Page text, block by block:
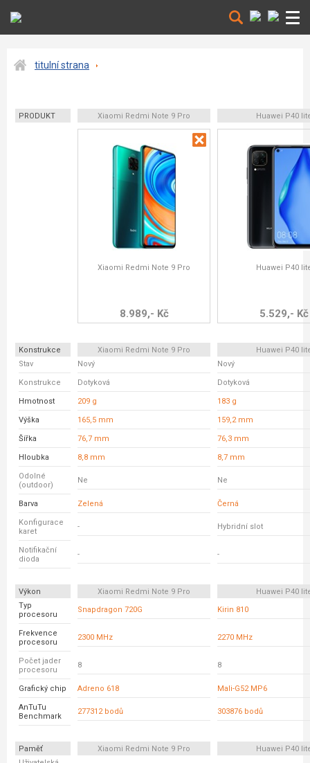
titulní strana
PRODUKT Xiaomi Redmi Note 9 Pro Huawei P40
Xiaomi Redmi Note 9 Pro
8.989,- Kč
Huawei P40
5.529,- Kč
Konstrukce Xiaomi Redmi Note 9 Pro
Huawei P40
Stav
Nový Nový
Konstrukce Dotyková Dotyková
Hmotnost 209 g 183 g
Výška 165,5 mm 159,2 mm
Šířka 76,7 mm 76,3 mm
Hloubka 8,8 mm 8,7 mm
Odolné
(outdoor)
Ne Ne
Barva Zelená Černá
Konfigurace
karet
- Hybridní slot
Notifikační
dioda
- -
Výkon Xiaomi Redmi Note 9 Pro
Huawei P40
Typ
procesoru
Snapdragon 720G Kirin 810
Frekvence
procesoru
2300 MHz 2270 MHz
Počet jader
procesoru
8 8
Grafický chip Adreno 618 Mali-G52 MP6
AnTuTu
Benchmark
277312 bodů 303876 bodů
Paměť Xiaomi Redmi Note 9 Pro
Huawei P40